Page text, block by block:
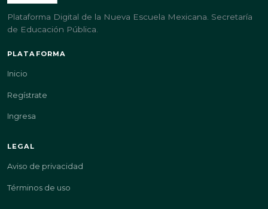
Plataforma Digital de la Nueva Escuela Mexicana. Secretaría
de Educación Pública.
PLATAFORMA
Inicio
Regístrate
Ingresa
LEGAL
Aviso de privacidad
Términos de uso